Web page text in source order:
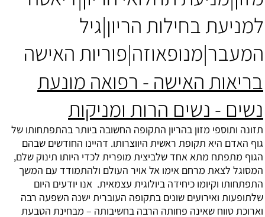
למניעת בחילות הריון|גיל
המעבר|מנופאוזה|פוריות האישה
בריאות האישה - רפואה מונעת
נשים - נשים הרות ומניקות
תזונה ותוספי מזון בהריון התקופה החשובה ביותר בהתפתחותו של
גוף האדם היא תקופת ראשית היווצרותו. דהיינו החודשים שבהם
הגוף מתפתח מתא אחד שלביצית מופרית לכדי היותו תינוק שלם,
המסוגל לצאת מרחם אימו אל אויר העולם ולהתמודד עם המשך
התפתחותו וקיומו כיחידה ביולוגית עצמאית. אנו יודעים היום
שלתופעות ואירועים שונים בתקופה העוברית ישנה השפעה רבה
וארוכת טווח שאינה פחותה הרבה בחשיבותה – מבחינת הטבעת